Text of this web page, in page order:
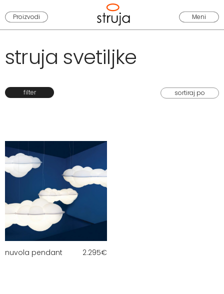
Proizvodi Meni
struja svetiljke
filter
nuvola pendant 2.295€